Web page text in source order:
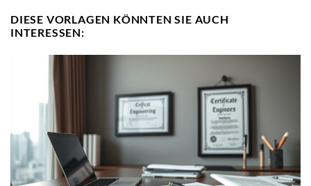
DIESE VORLAGEN KÖNNTEN SIE AUCH
INTERESSEN: